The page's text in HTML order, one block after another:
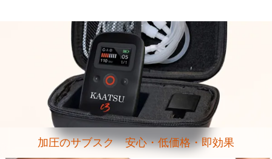
加圧のサブスク 安心・低価格・即効果